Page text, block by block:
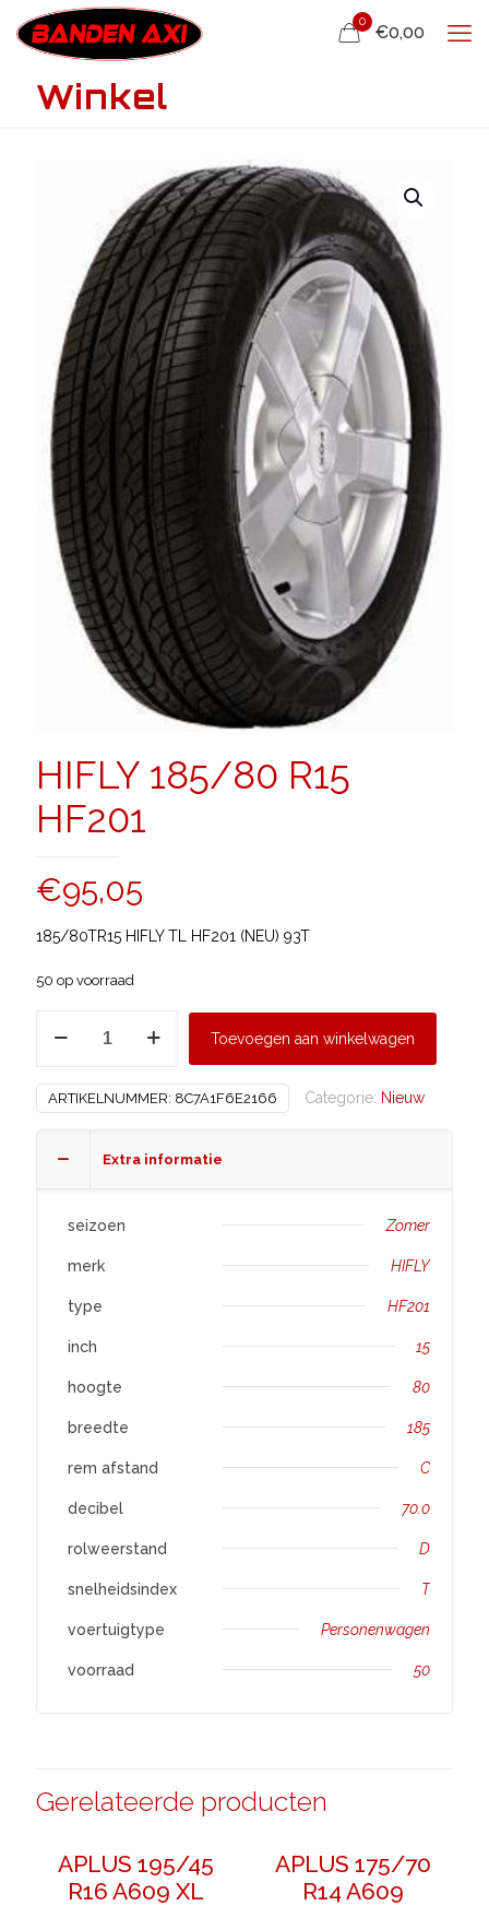
0
€0,00
Winkel
HIFLY 185/80 R15
HF201
€95,05
185/80TR15 HIFLY TL HF201 (NEU) 93T
50 op voorraad
HF201
Toevoegen aan winkelwagen
ARTIKELNUMMER: 8C7A1F6E2166 Categorie: Nieuw
Extra informatie
seizoen Zomer
merk HIFLY
type HF201
inch 15
hoogte 80
breedte 185
rem afstand C
decibel 70.0
rolweerstand D
snelheidsindex T
voertuigtype Personenwagen
voorraad 50
Gerelateerde producten
APLUS 195/45
R16 A609 XL
APLUS 175/70
R14 A609